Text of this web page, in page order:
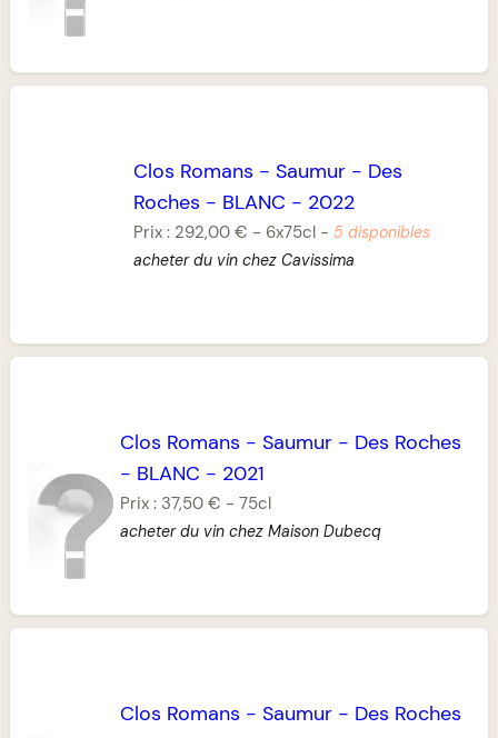
Clos Romans -Saumur - Des
Roches - BLANC - 2022
Prix : 292,00 € - 6x75cl - 5 disponibles
acheter du vin chez Cavissima
Clos Romans - Saumur- Des Roches
- BLANC - 2021
Prix : 37,50 € - 75cl
acheter du vin chez Maison Dubecq
Clos Romans - Saumur- Des Roches